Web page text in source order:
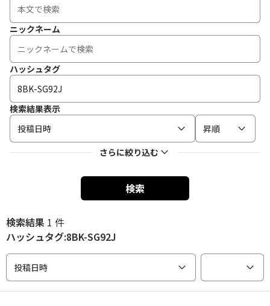
ニックネーム
ハッシュタグ
検索結果表示
投稿日時
昇順
さらに絞り込む
検索
検索結果 1 件
ハッシュタグ:8BK-SG92J
投稿日時